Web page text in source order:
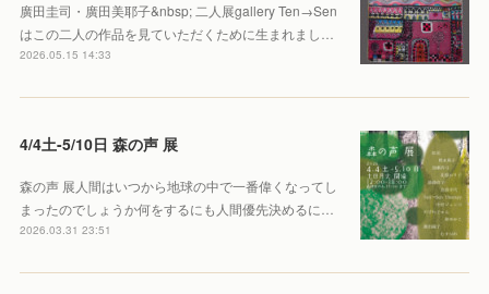
廣田圭司・廣田美耶子&nbsp; 二人展gallery Ten→Sen
はこの二人の作品を見ていただくために生まれまし…
2026.05.15 14:33
4/4土-5/10日 森の声 展
森の声 展人間はいつから地球の中で一番偉くなってし
まったのでしょうか何をするにも人間優先決めるに…
2026.03.31 23:51